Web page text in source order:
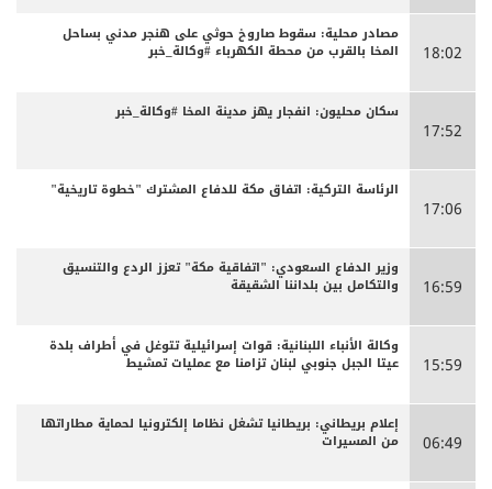
18:02
مصادر محلية: سقوط صاروخ حوثي على هنجر مدني بساحل
المخا بالقرب من محطة الكهرباء #وكالة_خبر
17:52
سكان محليون: انفجار يهز مدينة المخا #وكالة_خبر
17:06
الرئاسة التركية: اتفاق مكة للدفاع المشترك "خطوة تاريخية"
16:59
وزير الدفاع السعودي: "اتفاقية مكة" تعزز الردع والتنسيق
والتكامل بين بلداننا الشقيقة
15:59
وكالة الأنباء اللبنانية: قوات إسرائيلية تتوغل في أطراف بلدة
عيتا الجبل جنوبي لبنان تزامنا مع عمليات تمشيط
06:49
إعلام بريطاني: بريطانيا تشغل نظاما إلكترونيا لحماية مطاراتها
من المسيرات